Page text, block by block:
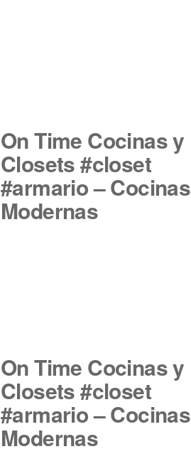
On Time Cocinas y
Closets #closet
#armario – Cocinas
Modernas
On Time Cocinas y
Closets #closet
#armario – Cocinas
Modernas